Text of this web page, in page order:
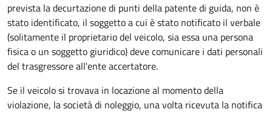
prevista la decurtazione di punti della patente di guida, non è
stato identificato, il soggetto a cui è stato notificato il verbale
(solitamente il proprietario del veicolo, sia essa una persona
fisica o un soggetto giuridico) deve comunicare i dati personali
del trasgressore all'ente accertatore.
Se il veicolo si trovava in locazione al momento della
violazione, la società di noleggio, una volta ricevuta la notifica